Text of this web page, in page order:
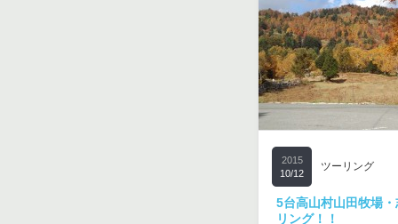
2015
10/12
ツーリング
5台高山村山田牧場
リング！！